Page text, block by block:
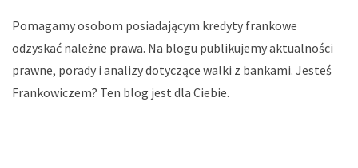
Pomagamy osobom posiadającym kredyty frankowe
odzyskać należne prawa. Na blogu publikujemy aktualności
prawne, porady i analizy dotyczące walki z bankami. Jesteś
Frankowiczem? Ten blog jest dla Ciebie.